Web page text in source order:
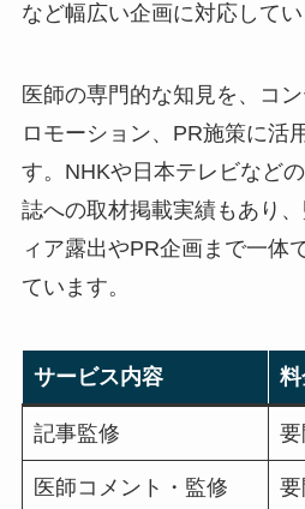
など幅広い企画に対応してい
医師の専門的な知見を、コ
ロモーション、PR施策に活
す。NHKや日本テレビなど
誌への取材掲載実績もあり
ィア露出やPR企画まで一体
ています。
サービス内容
記事監修
医師コメント・監修